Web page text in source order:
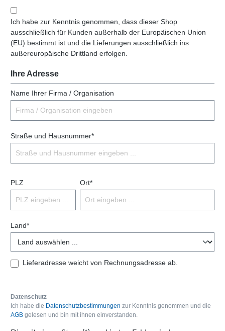
Ich habe zur Kenntnis genommen, dass dieser Shop
ausschließlich für Kunden außerhalb der Europäischen Union
(EU) bestimmt ist und die Lieferungen ausschließlich ins
außereuropäische Drittland erfolgen.
Ihre Adresse
Name Ihrer Firma / Organisation
Straße und Hausnummer*
PLZ Ort*
Land*
Lieferadresse weicht von Rechnungsadresse ab.
Datenschutz
Ich habe die Datenschutzbestimmungen zur Kenntnis genommen und die
AGB gelesen und bin mit ihnen einverstanden.